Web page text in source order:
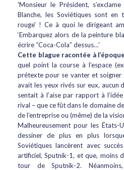
'Monsieur le Président,
Blanche, les Soviétiques sont
rouge' ! Ce à quoi le dirigeant
‘Embarquez alors de la peinture
écrire “Coca-Cola” dessus…’
Cette blague racontée à l’époque
quel point la course à l’espace
prétexte pour se vanter et soigner
avait les yeux rivés sur eux, aucun
sentait à l’aise par rapport à
rival – que ce fût dans le domaine
de l’entreprise ou (même) de la
Malheureusement pour les États-
dessiner de plus en plus
Soviétiques lancèrent avec
artificiel, Sputnik-1, et que, moins
tour de Sputnik-2.